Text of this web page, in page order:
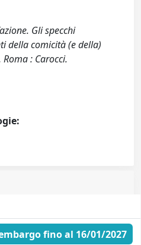
Gli specchi
della comicità (e della)
: Carocci.
fino al 16/01/2027